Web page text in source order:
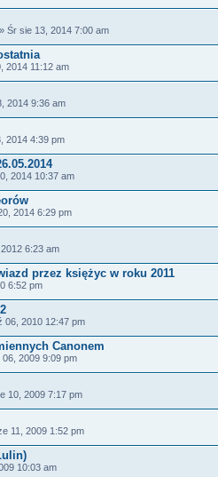
» Śr sie 13, 2014 7:00 am
2014 11:12 am
2014 9:36 am
2014 4:39 pm
2014 10:37 am
2014 6:29 pm
6:23 am
przez księżyc w roku 2011
6:52 pm
06, 2010 12:47 pm
Canonem
2009 9:09 pm
10, 2009 7:17 pm
11, 2009 1:52 pm
10:03 am